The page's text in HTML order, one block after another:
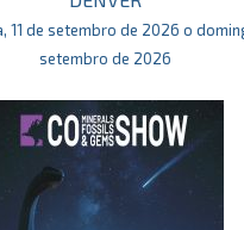
11 de setembro de 2026 o
setembro de 2026